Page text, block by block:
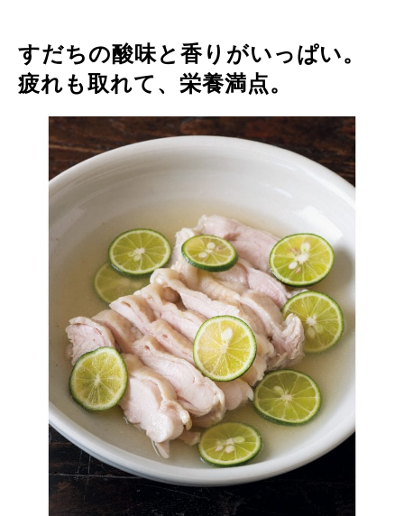
すだちの酸味と香りがいっぱい。
疲れも取れて、栄養満点。